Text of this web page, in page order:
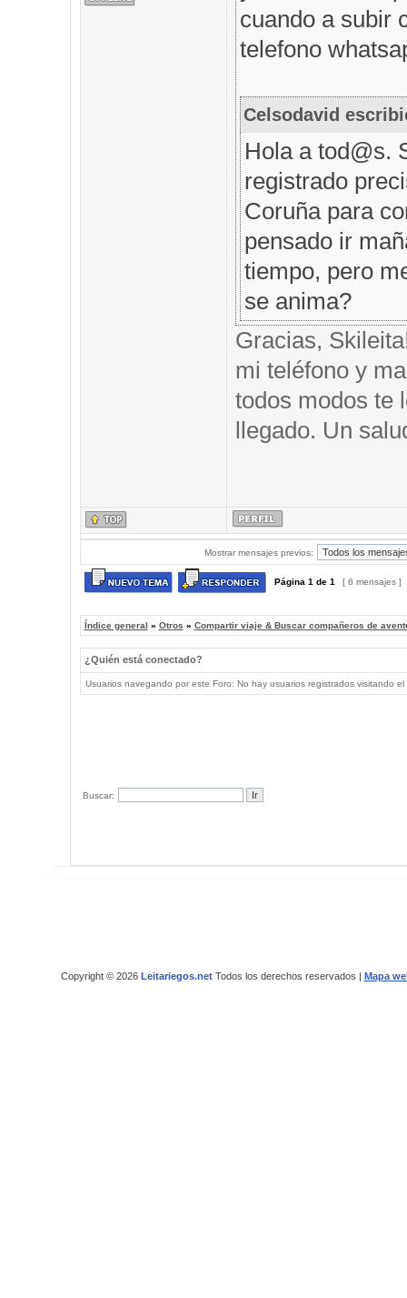
cuando a subir
telefono
Celsodavid
Hola a tod@s.
registrado
Coruña para
pensado ir
tiempo, pero
se anima?
Gracias,
mi teléfono y
todos modos te
llegado. Un
Mostrar mensajes previos:
Página 1 de 1 [ 6 mensajes ]
Índice general » Otros » Compartir viaje & Buscar compañeros de
¿Quién está conectado?
Usuarios navegando por este Foro: No hay usuarios registrados visitando
Buscar:
Copyright © 2026 Leitariegos.netTodos los derechos reservados | Mapa